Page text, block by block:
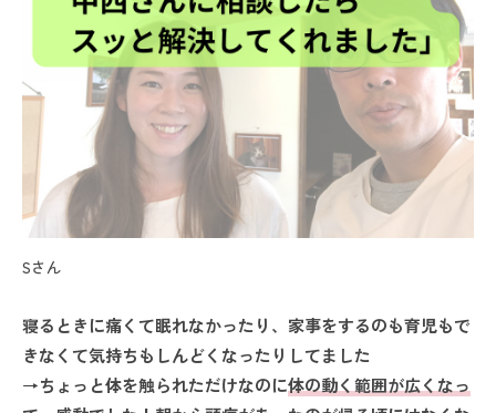
Sさん
寝るときに痛くて眠れなかったり、家事をするのも育児もで
きなくて気持ちもしんどくなったりしてました
→ちょっと体を触られただけなのに体の動く範囲が広くなっ